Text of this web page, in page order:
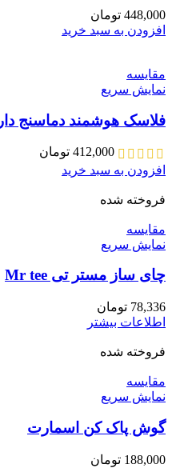
448,000 تومان
افزودن به سبد خرید
مقايسه
نمایش سریع
فلاسک هوشمند دماسنج دار
412,000 تومان
افزودن به سبد خرید
فروخته شده
مقايسه
نمایش سریع
چای ساز مستر تی Mr tee
78,336 تومان
اطلاعات بیشتر
فروخته شده
مقايسه
نمایش سریع
گوش پاک کن اسمارت
188,000 تومان